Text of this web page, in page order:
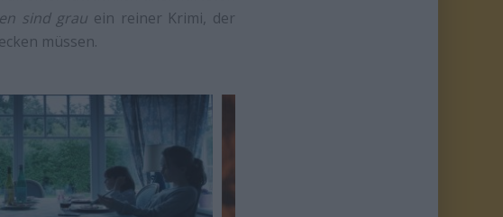
sind grau ein reiner Krimi, der
müssen.